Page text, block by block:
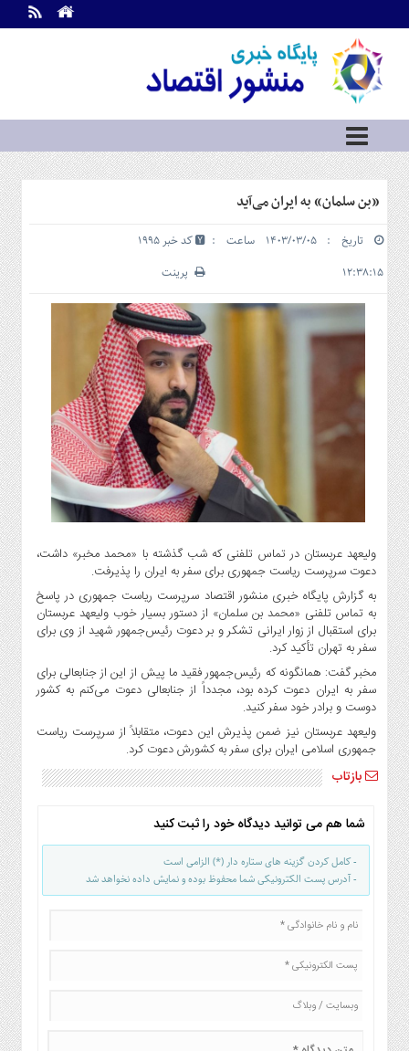
اطلاعات
تماس
ما
درباره
ما
سرویس
ها
بازار
سرمایه
و
بورس
مسکن
و
شهری
گاز
و
پتروشیمی
و
خودرو
استارت
آپ
و
فن
آوری
بانک
،
بیمه
و
ارز
دیجیتال
کشاورزی
و
صنایع
غذایی
و
بین
الملل
روز
گوناگون
«بن‌ سلمان» به ایران می‌آید
تاریخ : ۱۴۰۳/۰۳/۰۵ ساعت :
۱۲:۳۸:۱۵
کد خبر 1995
پرینت
ولیعهد عربستان در تماس تلفنی که شب گذشته با «محمد مخبر» داشت،
دعوت سرپرست ریاست جمهوری برای سفر به ایران را پذیرفت.
به گزارش پایگاه خبری منشور اقتصاد سرپرست ریاست جمهوری در پاسخ
به تماس تلفنی «محمد بن سلمان» از دستور بسیار خوب ولیعهد عربستان
برای استقبال از زوار ایرانی تشکر و بر دعوت رئیس‌جمهور شهید از وی برای
سفر به تهران تأکید کرد.
مخبر گفت: همانگونه که رئیس‌جمهور فقید ما پیش از این از جنابعالی برای
سفر به ایران دعوت کرده بود، مجدداً از جنابعالی دعوت می‌کنم به کشور
دوست و برادر خود سفر کنید.
ولیعهد عربستان نیز ضمن پذیرش این دعوت، متقابلاً از سرپرست ریاست
جمهوری اسلامی ایران برای سفر به کشورش دعوت کرد.
بازتاب
شما هم می توانید دیدگاه خود را ثبت کنید
- کامل کردن گزینه های ستاره دار (*) الزامی است
- آدرس پست الکترونیکی شما محفوظ بوده و نمایش داده نخواهد شد